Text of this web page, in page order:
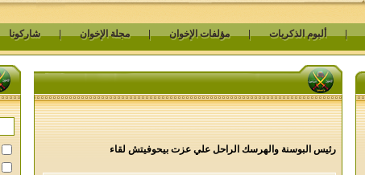
| ألبوم الذكريات | مؤلفات الإخوان | مجلة الإخوان | شاركونا
رئيس البوسنة والهرسك الراحل علي عزت بيحوفيتش لقاء